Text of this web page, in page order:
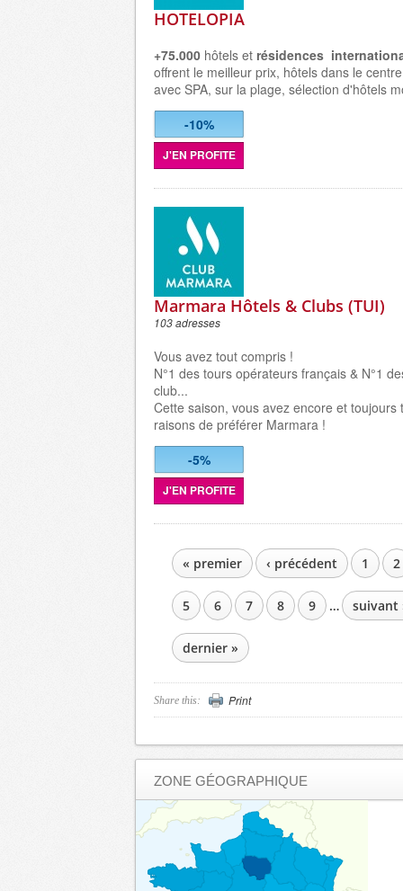
HOTELOPIA
+75.000 hôtels et résidences
offrent le meilleur prix, hôtels dans le
avec SPA, sur la plage, sélection d'hôtels
-10%
J'EN PROFITE
Marmara Hôtels & Clubs (TUI)
103 adresses
Vous avez tout compris !
N°1 des tours opérateurs français & N°1
club...
Cette saison, vous avez encore et toujours
raisons de préférer Marmara !
-5%
J'EN PROFITE
PAGES« premier ‹ précédent 1 2
5 6 7 8 9 … suivant
dernier »
Share this: Print
ZONE GÉOGRAPHIQUE